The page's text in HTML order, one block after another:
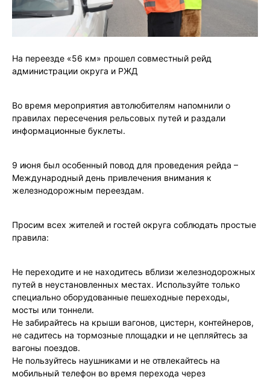
На переезде «56 км» прошел совместный рейд
администрации округа и РЖД
Во время мероприятия автолюбителям напомнили о
правилах пересечения рельсовых путей и раздали
информационные буклеты.
9 июня был особенный повод для проведения рейда –
Международный день привлечения внимания к
железнодорожным переездам.
Просим всех жителей и гостей округа соблюдать простые
правила:
Не переходите и не находитесь вблизи железнодорожных
путей в неустановленных местах. Используйте только
специально оборудованные пешеходные переходы,
мосты или тоннели.
Не забирайтесь на крыши вагонов, цистерн, контейнеров,
не садитесь на тормозные площадки и не цепляйтесь за
вагоны поездов.
Не пользуйтесь наушниками и не отвлекайтесь на
мобильный телефон во время перехода через